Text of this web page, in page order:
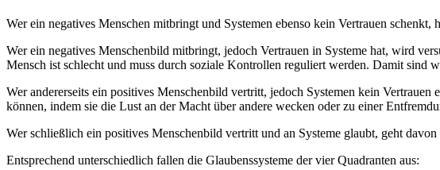
Wer ein negatives Menschen mitbringt und Systemen ebenso kein Vertrauen schenkt,
Wer ein negatives Menschenbild mitbringt, jedoch Vertrauen in Systeme hat, wird
Mensch ist schlecht und muss durch soziale Kontrollen reguliert werden. Damit sind
Wer andererseits ein positives Menschenbild vertritt, jedoch Systemen kein
können, indem sie die Lust an der Macht über andere wecken oder zu einer
Wer schließlich ein positives Menschenbild vertritt und an Systeme glaubt, geht
Entsprechend unterschiedlich fallen die Glaubenssysteme der vier Quadranten aus: